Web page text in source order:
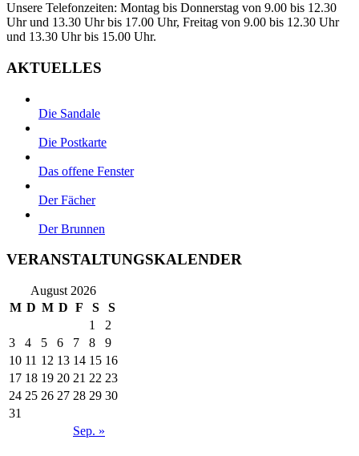
Unsere Telefonzeiten: Montag bis Donnerstag von 9.00 bis 12.30
Uhr und 13.30 Uhr bis 17.00 Uhr, Freitag von 9.00 bis 12.30 Uhr
und 13.30 Uhr bis 15.00 Uhr.
AKTUELLES
Die Sandale
Die Postkarte
Das offene Fenster
Der Fächer
Der Brunnen
VERANSTALTUNGSKALENDER
August 2026
M D M D F S S
Sep. »
1
2
3
4 5 6 7 8
9
10 11 12 13 14 15 16
17 18 19 20 21 22 23
24 25 26 27 28 29 30
31